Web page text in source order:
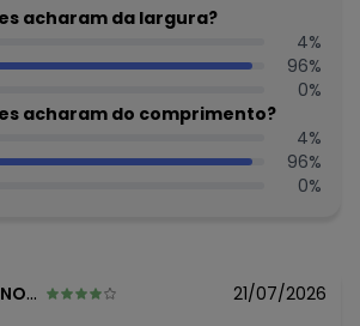
Shine
98% Poliester 2% Elastano
N/D*
acharam da largura?
4%
96%
0%
acharam do comprimento?
4%
96%
0%
- MG 21/07/2026